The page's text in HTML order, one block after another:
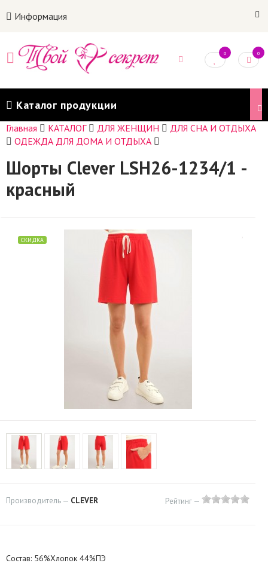
Информация
0 0
Каталог продукции
Главная КАТАЛОГ ДЛЯ ЖЕНЩИН
ДЛЯ СНА И ОТДЫХА
ОДЕЖДА ДЛЯ ДОМА И ОТДЫХА
Шорты Clever LSH26-1234/1 -
красный
СКИДКА
Производитель — CLEVER Рейтинг —
Состав: 56%Хлопок 44%ПЭ